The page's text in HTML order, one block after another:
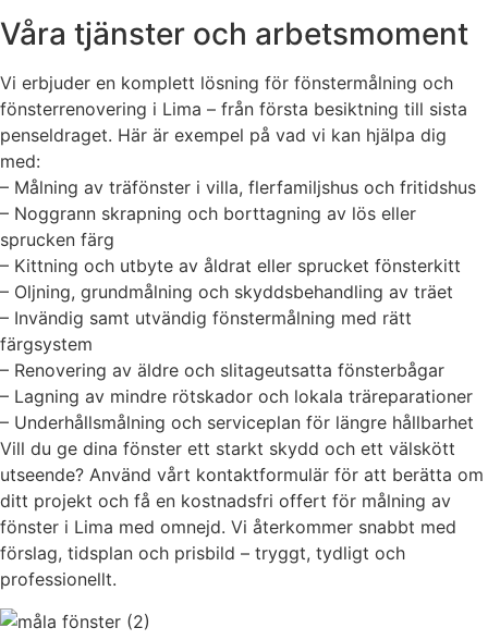
Våra tjänster och arbetsmoment
Vi erbjuder en komplett lösning för fönstermålning och
fönsterrenovering i Lima – från första besiktning till sista
penseldraget. Här är exempel på vad vi kan hjälpa dig
med:
– Målning av träfönster i villa, flerfamiljshus och fritidshus
– Noggrann skrapning och borttagning av lös eller
sprucken färg
– Kittning och utbyte av åldrat eller sprucket fönsterkitt
– Oljning, grundmålning och skyddsbehandling av träet
– Invändig samt utvändig fönstermålning med rätt
färgsystem
– Renovering av äldre och slitageutsatta fönsterbågar
– Lagning av mindre rötskador och lokala träreparationer
– Underhållsmålning och serviceplan för längre hållbarhet
Vill du ge dina fönster ett starkt skydd och ett välskött
utseende? Använd vårt kontaktformulär för att berätta om
ditt projekt och få en kostnadsfri offert för målning av
fönster i Lima med omnejd. Vi återkommer snabbt med
förslag, tidsplan och prisbild – tryggt, tydligt och
professionellt.